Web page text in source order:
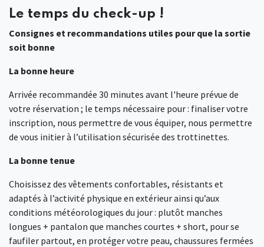
Le temps du check-up !
Consignes et recommandations utiles pour que la sortie
soit bonne
La bonne heure
Arrivée recommandée 30 minutes avant l'heure prévue de
votre réservation ; le temps nécessaire pour : finaliser votre
inscription, nous permettre de vous équiper, nous permettre
de vous initier à l’utilisation sécurisée des trottinettes.
La bonne tenue
Choisissez des vêtements confortables, résistants et
adaptés à l’activité physique en extérieur ainsi qu’aux
conditions météorologiques du jour : plutôt manches
longues + pantalon que manches courtes + short, pour se
faufiler partout, en protéger votre peau, chaussures fermées